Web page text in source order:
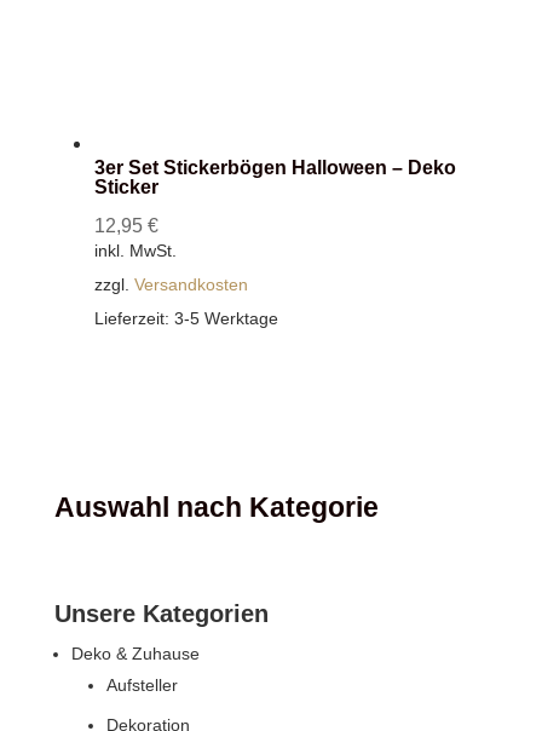
3er Set Stickerbögen Halloween – Deko
Sticker
12,95 €
inkl. MwSt.
zzgl. Versandkosten
Lieferzeit: 3-5 Werktage
Auswahl nach Kategorie
Unsere Kategorien
Deko & Zuhause
Aufsteller
Dekoration